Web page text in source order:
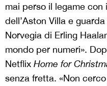
mai perso il legame
dell’Aston Villa e
Norvegia di Erling
mondo per numeri».
Netflix Home for
senza fretta. «Non